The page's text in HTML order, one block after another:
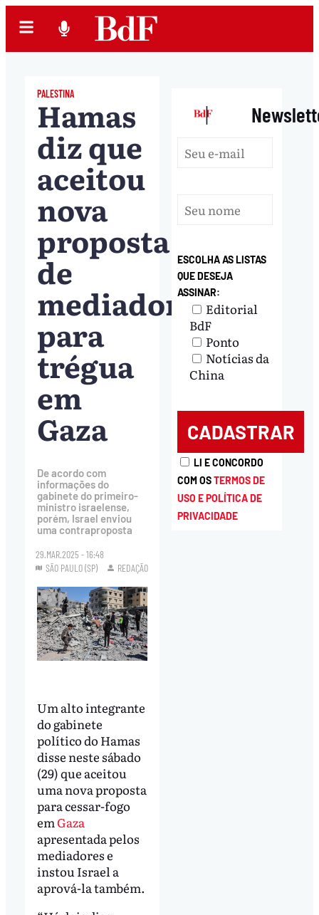
PALESTINA
Hamas
diz que
aceitou
nova
proposta
de
mediadores
para
trégua
em
Gaza
De acordo com
informações do
gabinete do primeiro-
ministro israelense,
porém, Israel enviou
uma contraproposta
29.MAR.2025 - 16:48
SÃO PAULO (SP)
REDAÇÃO
Um alto integrante
do gabinete
político do Hamas
disse neste sábado
(29) que aceitou
uma nova proposta
para cessar-fogo
emGaza
apresentada pelos
mediadores e
instou Israel a
aprová-la também.
|
ESCOLHA AS LISTAS
QUE DESEJA
ASSINAR:
Editorial
BdF
Ponto
Notícias da
China
LI E CONCORDO
COM OSTERMOS DE
USO E POLÍTICA DE
PRIVACIDADE